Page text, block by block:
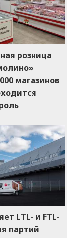
розница
магазинов
LTL- и FTL-
партий